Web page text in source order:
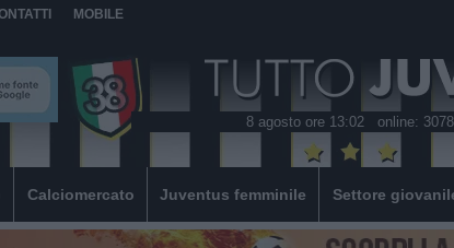
MOBILE
8 agosto ore 13:02 online: 3078
Calciomercato Juventus femminile Settore